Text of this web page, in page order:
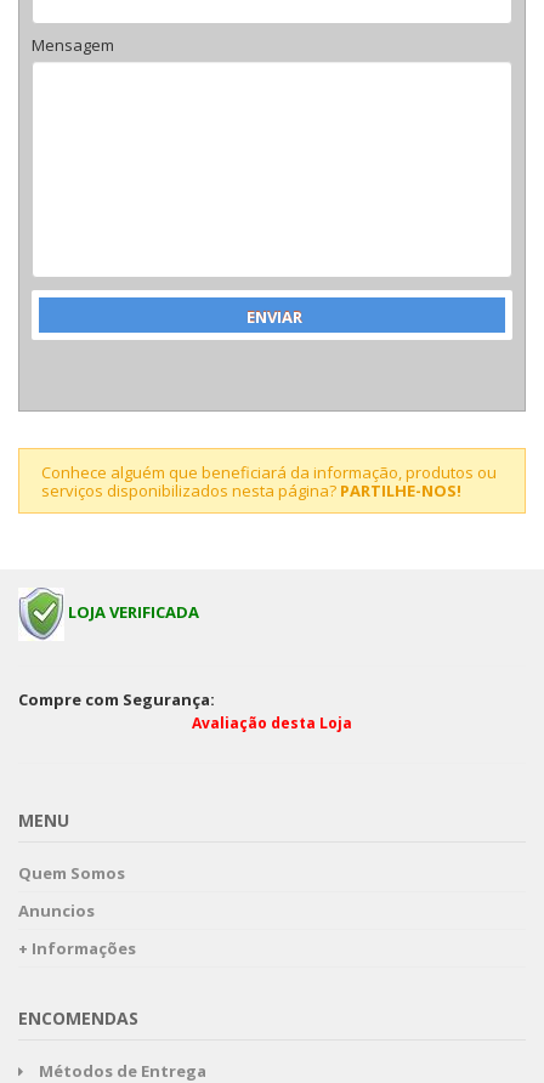
Mensagem
Conhece alguém que beneficiará da informação, produtos ou
serviços disponibilizados nesta página? PARTILHE-NOS!
LOJA VERIFICADA
Compre com Segurança:
Avaliação desta Loja
MENU
Quem Somos
Anuncios
+ Informações
ENCOMENDAS
Métodos de Entrega